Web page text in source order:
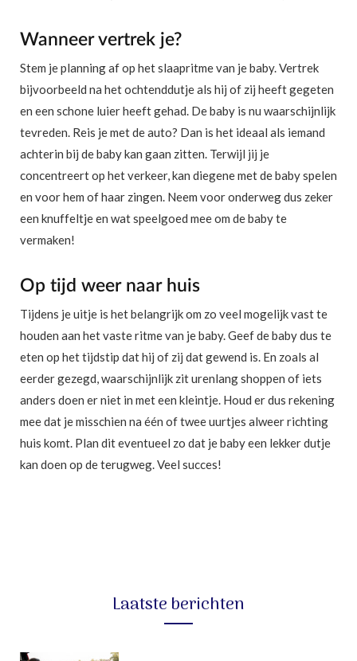
Wanneer vertrek je?
Stem je planning af op het slaapritme van je baby. Vertrek
bijvoorbeeld na het ochtenddutje als hij of zij heeft gegeten
en een schone luier heeft gehad. De baby is nu waarschijnlijk
tevreden. Reis je met de auto? Dan is het ideaal als iemand
achterin bij de baby kan gaan zitten. Terwijl jij je
concentreert op het verkeer, kan diegene met de baby spelen
en voor hem of haar zingen. Neem voor onderweg dus zeker
een knuffeltje en wat speelgoed mee om de baby te
vermaken!
Op tijd weer naar huis
Tijdens je uitje is het belangrijk om zo veel mogelijk vast te
houden aan het vaste ritme van je baby. Geef de baby dus te
eten op het tijdstip dat hij of zij dat gewend is. En zoals al
eerder gezegd, waarschijnlijk zit urenlang shoppen of iets
anders doen er niet in met een kleintje. Houd er dus rekening
mee dat je misschien na één of twee uurtjes alweer richting
huis komt. Plan dit eventueel zo dat je baby een lekker dutje
kan doen op de terugweg. Veel succes!
Laatste berichten